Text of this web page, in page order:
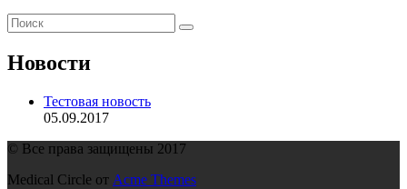
Новости
Тестовая новость
05.09.2017
© Все права защищены 2017
Medical Circle от Acme Themes